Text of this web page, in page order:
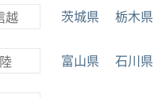
越 茨城県 栃木県
富山県 石川県